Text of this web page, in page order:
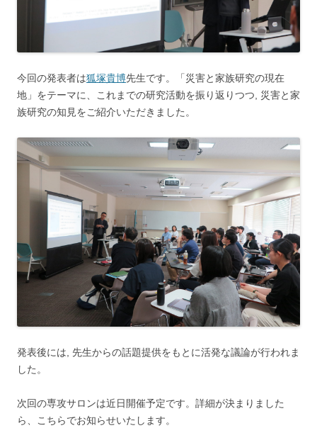
今回の発表者は狐塚貴博先生です。「災害と家族研究の現在
地」をテーマに、これまでの研究活動を振り返りつつ, 災害と家
族研究の知見をご紹介いただきました。
発表後には, 先生からの話題提供をもとに活発な議論が行われま
した。
次回の専攻サロンは近日開催予定です。詳細が決まりました
ら、こちらでお知らせいたします。